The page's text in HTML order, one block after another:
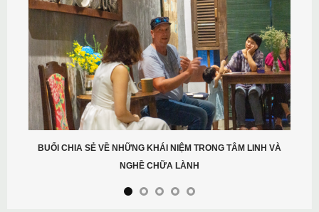
BUỔI CHIA SẺ VỀ NHỮNG KHÁI NIỆM TRONG TÂM LINH VÀ
NGHỀ CHỮA LÀNH